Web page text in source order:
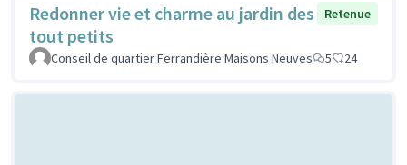
Redonner vie et charme au jardin des
tout petits
Retenue
Conseil de quartier Ferrandière Maisons Neuves 5 24